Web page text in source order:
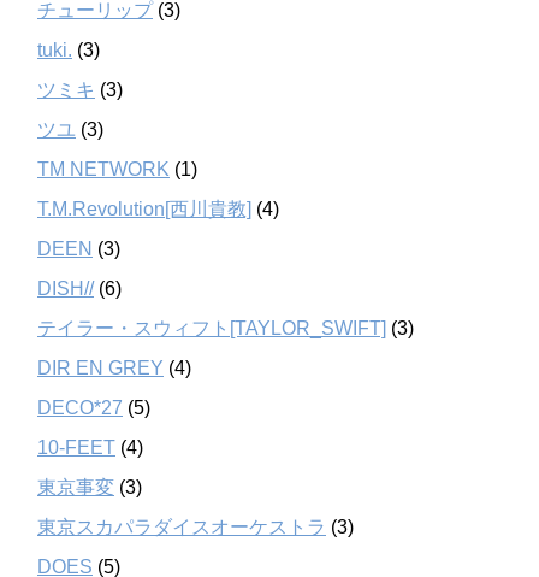
チューリップ(3)
tuki. (3)
ツミキ (3)
ツユ (3)
TM NETWORK (1)
T.M.Revolution[西川貴教] (4)
DEEN (3)
DISH//(6)
テイラー・スウィフト[TAYLOR_SWIFT] (3)
DIR EN GREY (4)
DECO*27 (5)
10-FEET (4)
東京事変 (3)
東京スカパラダイスオーケストラ (3)
DOES (5)